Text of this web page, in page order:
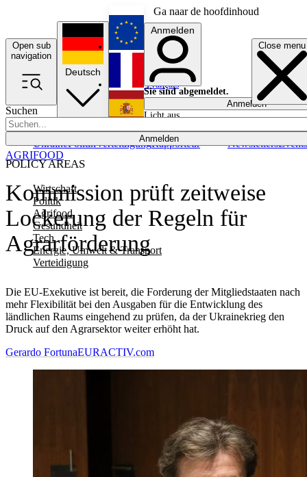
Ga naar de hoofdinhoud
Open sub
navigation
Close menu
Suchen
Anmelden
POLICY AREAS
Wirtschaft
Politik
Agrifood
Gesundheit
Tech
Energie, Umwelt & Transport
Verteidigung
UkrainePolitikVerteidigungRapporteur NewslettersEvents
Deutsch
English
Français
Anmelden
Sie sind abgemeldet.
Anmelden
Licht aus
Kommission prüft zeitweise
Lockerung der Regeln für
Agrarförderung
Die EU-Exekutive ist bereit, die Forderung der Mitgliedstaaten nach
mehr Flexibilität bei den Ausgaben für die Entwicklung des
ländlichen Raums eingehend zu prüfen, da der Ukrainekrieg den
Druck auf den Agrarsektor weiter erhöht hat.
AGRIFOOD
Gerardo FortunaEURACTIV.com